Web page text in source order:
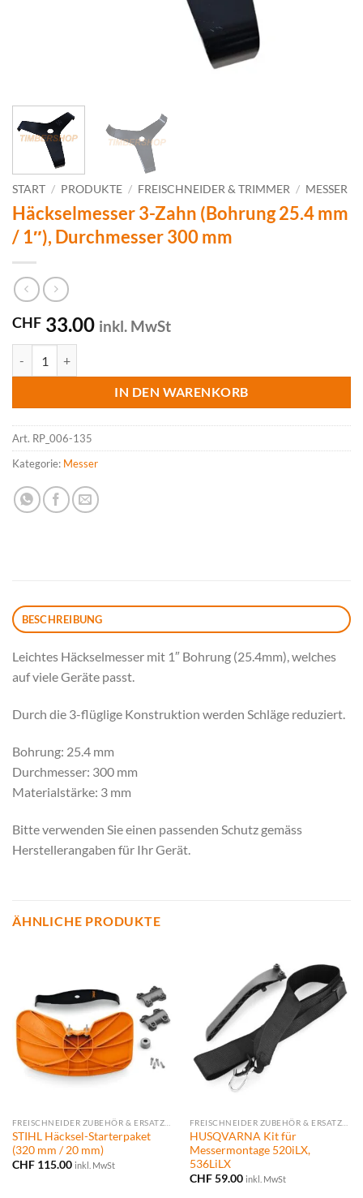
START / PRODUKTE / FREISCHNEIDER & TRIMMER / MESSER
Häckselmesser 3-Zahn (Bohrung 25.4 mm
/ 1″), Durchmesser 300 mm
CHF 33.00 inkl. MwSt
IN DEN WARENKORB
Art. RP_006-135
Kategorie: Messer
BESCHREIBUNG
Leichtes Häckselmesser mit 1″ Bohrung (25.4mm), welches
auf viele Geräte passt.
Durch die 3-flüglige Konstruktion werden Schläge reduziert.
Bohrung: 25.4 mm
Durchmesser: 300 mm
Materialstärke: 3 mm
Bitte verwenden Sie einen passenden Schutz gemäss
Herstellerangaben für Ihr Gerät.
ÄHNLICHE PRODUKTE
STIHL Häcksel-Starterpaket
(320 mm / 20 mm)
CHF115.00 inkl. MwSt
HUSQVARNA Kit für
Messermontage 520iLX,
536LiLX
CHF59.00 inkl. MwSt